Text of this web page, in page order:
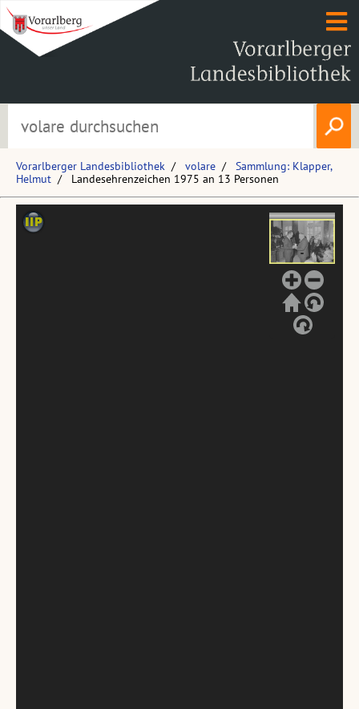
Vorarlberger Landesbibliothek volare
Sammlung: Klapper,
Helmut
Landesehrenzeichen 1975 an 13 Personen